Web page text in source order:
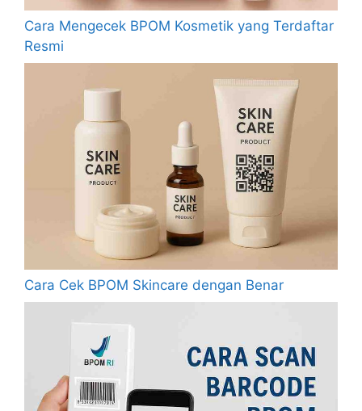
Cara Mengecek BPOM Kosmetik yang Terdaftar
Resmi
Cara Cek BPOM Skincare dengan Benar